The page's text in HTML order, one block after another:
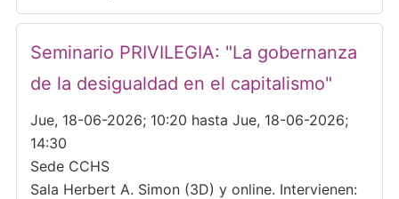
Seminario PRIVILEGIA: "La gobernanza
de la desigualdad en el capitalismo"
Jue, 18-06-2026; 10:20 hasta Jue, 18-06-2026;
14:30
Sede CCHS
Sala Herbert A. Simon (3D) y online. Intervienen: